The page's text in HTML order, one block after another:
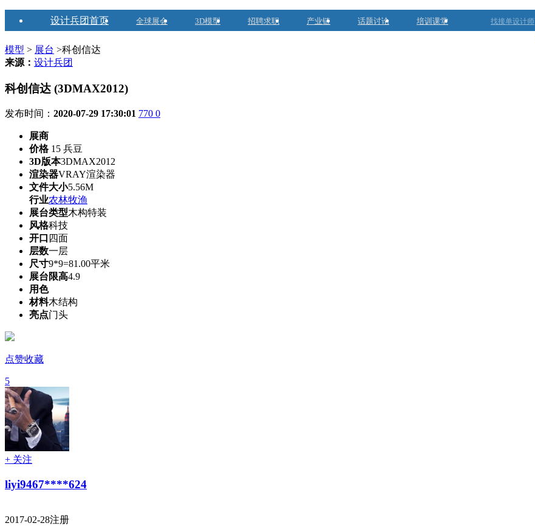
设计兵团首页 全球展会 3D模型 招聘求职 产业链 话题讨论 培训课堂 找接单设计师
模型 > 展台 >科创信达
来源： 设计兵团
科创信达 (3DMAX2012)
发布时间： 2020-07-29 17:30:01 770 0
展商
价格15 兵豆
3D版本3DMAX2012
渲染器VRAY渲染器
文件大小5.56M
行业农林牧渔
展台类型木构特装
风格科技
开口 四面
层数一层
尺寸9*9=81.00平米
展台限高4.9
用色
材料木结构
亮点门头
点赞收藏
5
+ 关注
liyi9467****624
2017-02-28注册